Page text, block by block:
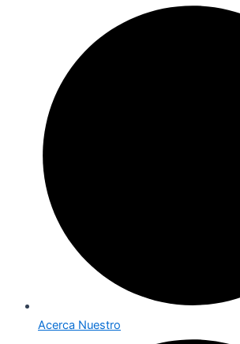
Acerca Nuestro